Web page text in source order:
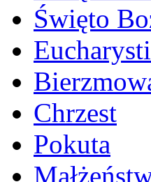
Święto
Chrzest
Pokuta